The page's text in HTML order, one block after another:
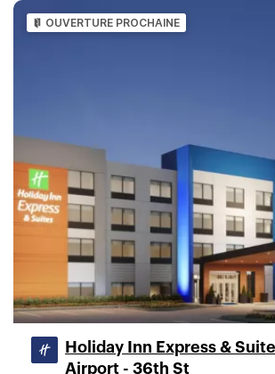
OUVERTURE PROCHAINE
Holiday Inn Express &
Airport - 36th St